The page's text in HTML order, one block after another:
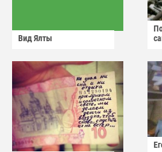
Вид Ялты